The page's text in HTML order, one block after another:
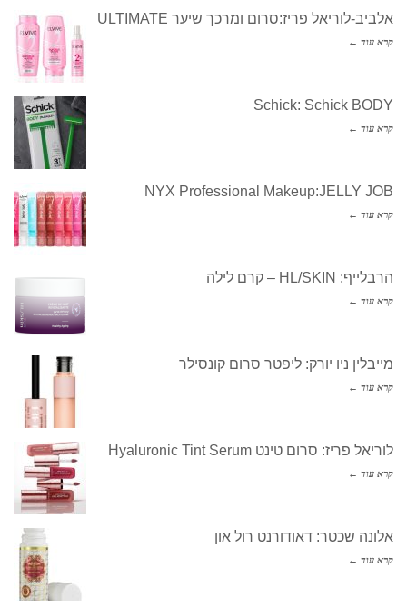
אלביב-לוריאל פריז:סרום ומרכך שיער ULTIMATE
קרא עוד ←
Schick: Schick BODY
קרא עוד ←
NYX Professional Makeup:JELLY JOB
קרא עוד ←
הרבלייף: HL/SKIN – קרם לילה
קרא עוד ←
מייבלין ניו יורק: ליפטר סרום קונסילר
קרא עוד ←
לוריאל פריז: סרום טינט Hyaluronic Tint Serum
קרא עוד ←
אלונה שכטר: דאודורנט רול און
קרא עוד ←